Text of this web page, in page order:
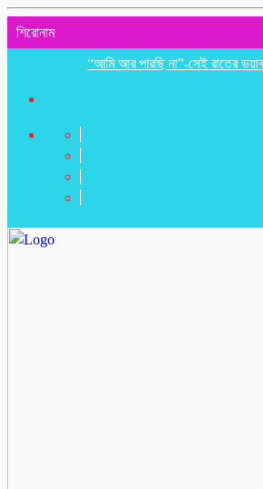
শিরোনাম
“আমি আর পারছি না”-সেই রাতের ভয়াবহ স্মৃতি